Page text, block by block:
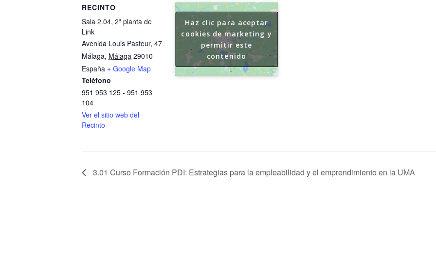
RECINTO
Sala 2.04, 2ª planta de
Link
Avenida Louis Pasteur, 47
Málaga, Málaga 29010
España + Google Map
Teléfono
951 953 125 - 951 953
104
Ver el sitio web del
Recinto
Haz clic para aceptar
cookies de marketing y
permitir este
contenido
3.01 Curso Formación PDI: Estrategias para la empleabilidad y el emprendimiento en la UMA